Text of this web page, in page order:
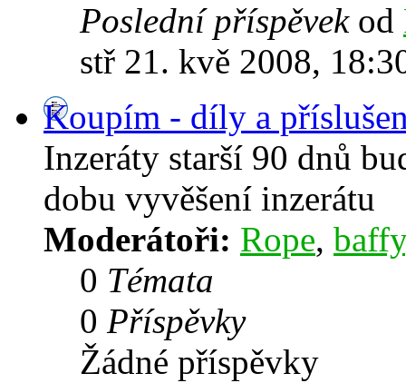
Poslední příspěvekod
stř 21. kvě 2008,
Koupím - díly a
Inzeráty starší 90 dnů
dobu vyvěšení inzerátu
Moderátoři: Rope, baffy
0 Témata
0 Příspěvky
Žádné příspěvky